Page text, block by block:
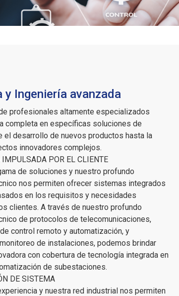
y Ingeniería avanzada
profesionales altamente especializados
completa en específicas soluciones de
el desarrollo de nuevos productos hasta la
innovadores complejos.
IMPULSADA POR EL CLIENTE
de soluciones y nuestro profundo
nos permiten ofrecer sistemas integrados
en los requisitos y necesidades
clientes. A través de nuestro profundo
de protocolos de telecomunicaciones,
control remoto y automatización, y
de instalaciones, podemos brindar
con cobertura de tecnología integrada en
de subestaciones.
DE SISTEMA
y nuestra red industrial nos permiten